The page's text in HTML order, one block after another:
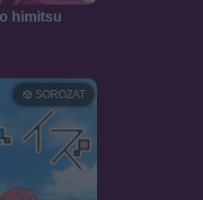
himitsu
SOROZAT